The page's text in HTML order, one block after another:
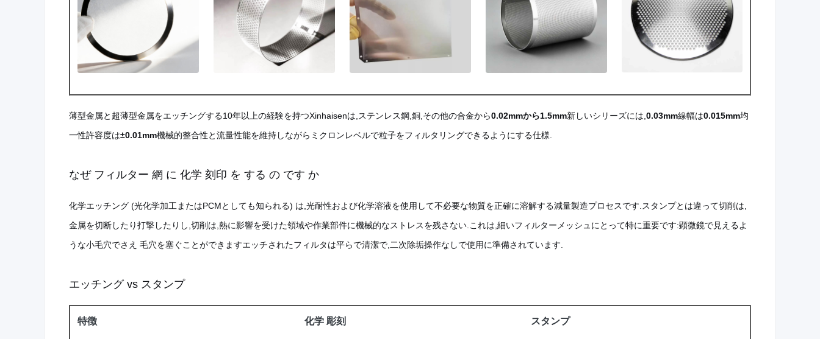
薄型金属と超薄型金属をエッチングする10年以上の経験を持つXinhaisenは,ステンレス鋼,銅,その他の合金から0.02mmから1.5mm新しいシリーズには, 0.03mm線幅は0.015mm均
一性許容度は±0.01mm機械的整合性と流量性能を維持しながらミクロンレベルで粒子をフィルタリングできるようにする仕様.
なぜ フィルター 網 に 化学 刻印 を する の です か
化学エッチング (光化学加工またはPCMとしても知られる) は,光耐性および化学溶液を使用して不必要な物質を正確に溶解する減量製造プロセスです.スタンプとは違って切削は,
金属を切断したり打撃したりし,切削は,熱に影響を受けた領域や作業部件に機械的なストレスを残さない.これは,細いフィルターメッシュにとって特に重要です:顕微鏡で見えるよ
うな小毛穴でさえ 毛穴を塞ぐことができますエッチされたフィルタは平らで清潔で,二次除垢操作なしで使用に準備されています.
エッチング vs スタンプ
特徴 化学 彫刻 スタンプ